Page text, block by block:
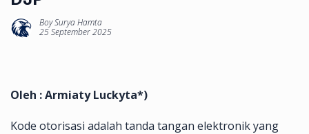
Boy Surya Hamta
25 September 2025
Oleh : Armiaty Luckyta*)
Kode otorisasi adalah tanda tangan elektronik yang